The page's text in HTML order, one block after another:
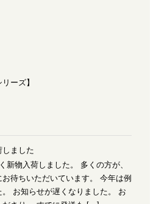
ーズ】
ました
新物入荷しました。 多くの方が、
待ちいただいています。 今年は例
お知らせが遅くなりました。 お